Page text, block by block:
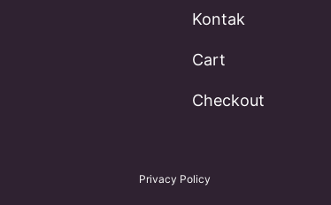
Kontak
Cart
Checkout
Privacy Policy